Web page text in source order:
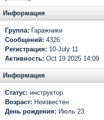
Информация
Группа: Гаражники
Сообщений: 4326
Регистрация: 10-July 11
Активность: Oct 19 2025 14:09
Информация
Статус: инструктор
Возраст: Неизвестен
День рождения: Июль 23